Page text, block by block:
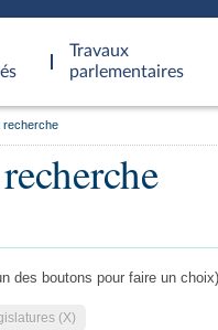
Travaux
parlementaires
recherche
des boutons pour faire un choix)
(X)